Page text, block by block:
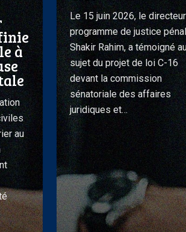
à
au
projet
de
loi
C-
16
Le 15 juin 2026, le
programme de justice
Shakir Rahim, a témoigné
sujet du projet de loi C-16
devant la commission
sénatoriale des affaires
juridiques et…